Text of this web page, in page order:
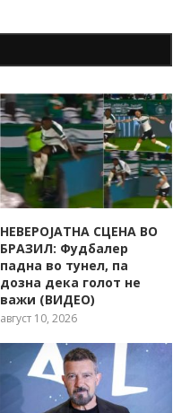
НЕВЕРОЈАТНА СЦЕНА ВО
БРАЗИЛ: Фудбалер
падна во тунел, па
дозна дека голот не
важи (ВИДЕО)
август 10, 2026